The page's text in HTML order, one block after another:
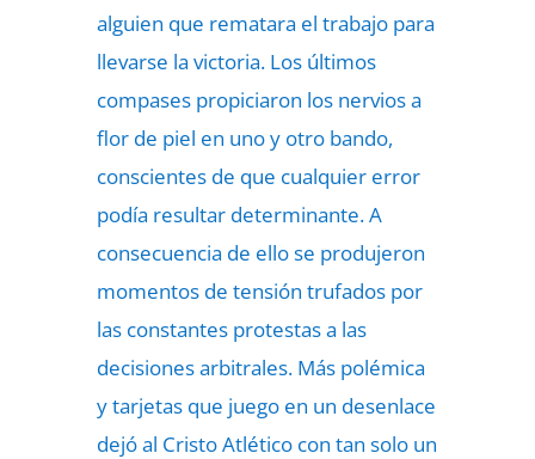
alguien que rematara el trabajo para
llevarse la victoria. Los últimos
compases propiciaron los nervios a
flor de piel en uno y otro bando,
conscientes de que cualquier error
podía resultar determinante. A
consecuencia de ello se produjeron
momentos de tensión trufados por
las constantes protestas a las
decisiones arbitrales. Más polémica
y tarjetas que juego en un desenlace
dejó al Cristo Atlético con tan solo un